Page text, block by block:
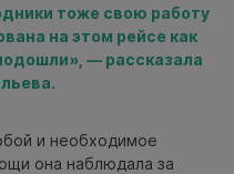
тоже свою работу
на этом рейсе как
— рассказала
и необходимое
она наблюдала за